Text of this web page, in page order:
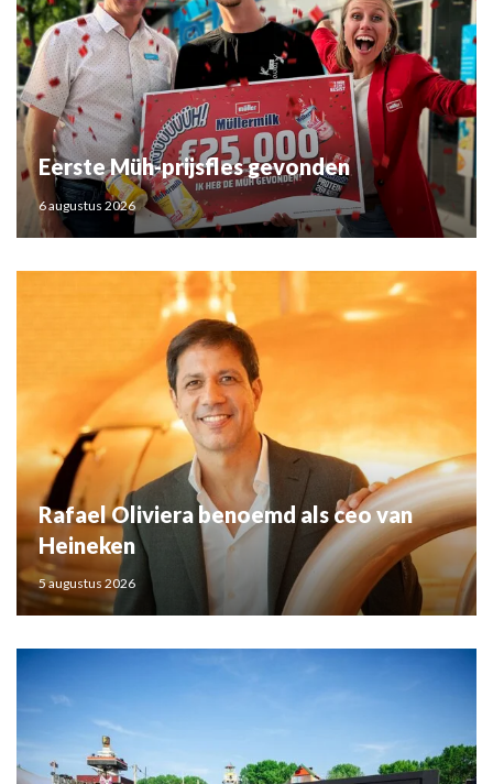
Eerste Müh-prijsfles gevonden
6 augustus 2026
Rafael Oliviera benoemd als ceo van
Heineken
5 augustus 2026